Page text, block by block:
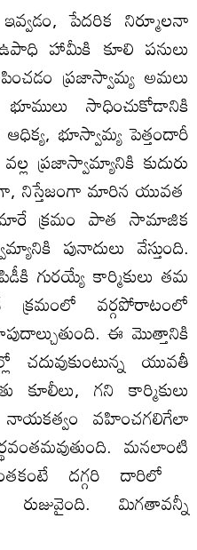
ఇవ్వడం, పేదరిక నిర్మూలనా
హామీకి కూలి పనులు
ప్రజాస్వామ్య అమలు
సాధించుకోడానికి
భూస్వామ్య పెత్తందారీ
ప్రజాస్వామ్యానికి కుదురు
నిస్తేజంగా మారిన యువత
మారే క్రమం పాత సామాజిక
పునాదులు వేస్తుంది.
గురయ్యే కార్మికులు తమ
క్రమంలో వర్గపోరాటంలో
ఈ మొత్తానికి
యువతీ
కూలీలు, గని కార్మికులు
వహించగలిగేలా
మనలాంటి
దగ్గరి దారిలో
మిగతావన్నీ